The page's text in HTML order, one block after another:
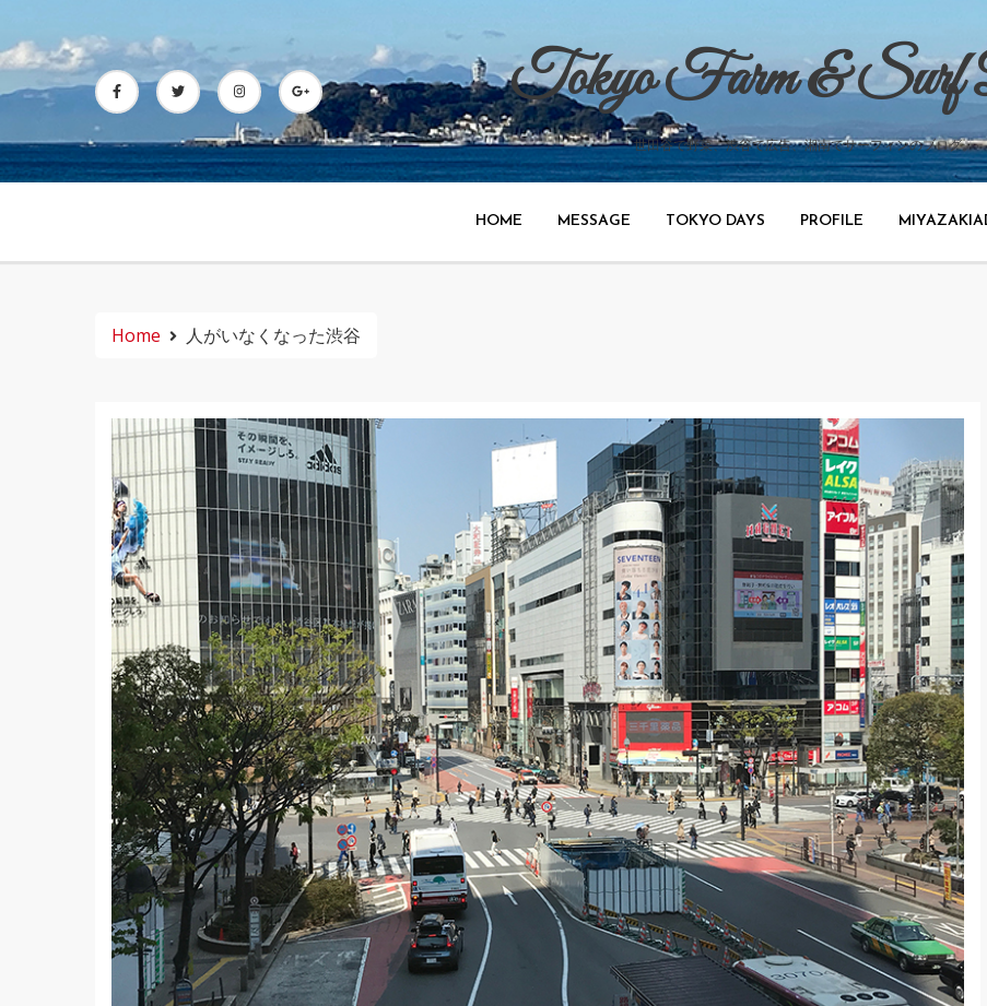
to
content
Tokyo Farm &
世田谷で野菜、渋谷で広告、湘南でサーフィンのブログ。
HOME MESSAGE TOKYO DAYS PROFILE
Home 人がいなくなった渋谷